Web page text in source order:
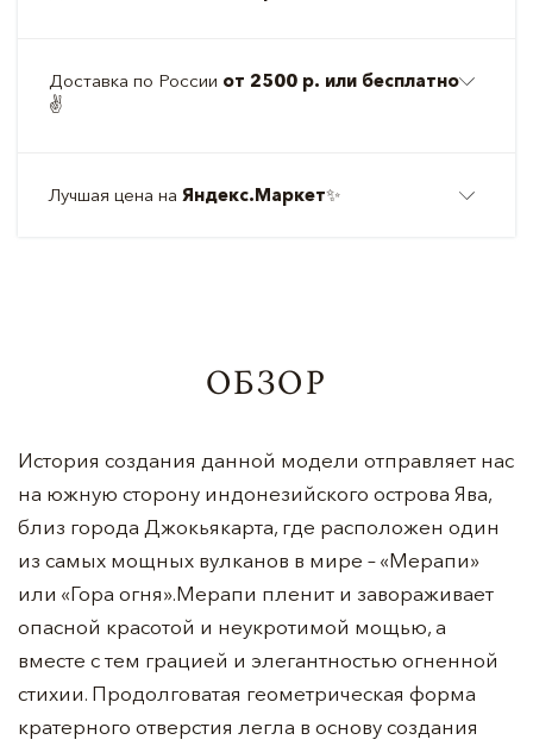
Доставка по России от 2500 р. или бесплатно
✌️
Лучшая цена на Яндекс.Маркет✨
ОБЗОР
История создания данной модели отправляет нас
на южную сторону индонезийского острова Ява,
близ города Джокьякарта, где расположен один
из самых мощных вулканов в мире – «Мерапи»
или «Гора огня».Мерапи пленит и завораживает
опасной красотой и неукротимой мощью, а
вместе с тем грацией и элегантностью огненной
стихии. Продолговатая геометрическая форма
кратерного отверстия легла в основу создания